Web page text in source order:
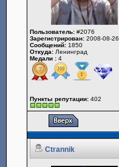
Пользователь: #2076
Зарегистрирован: 2008-08-26
Сообщений: 1850
Откуда: Ленинград
Медали : 4
Пункты репутации: 402
Ctrannik